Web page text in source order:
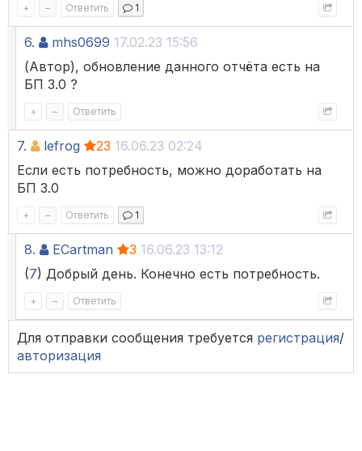
+ – Ответить 1
6. mhs0699 17.02.23 15:56
(Автор), обновление данного отчёта есть на
БП 3.0 ?
+ – Ответить
7. lefrog 23 16.06.23 02:24
Если есть потребность, можно доработать на
БП 3.0
+ – Ответить 1
8. ECartman 3 16.06.23 13:12
(7) Добрый день. Конечно есть потребность.
+ – Ответить
Для отправки сообщения требуется регистрация/
авторизация